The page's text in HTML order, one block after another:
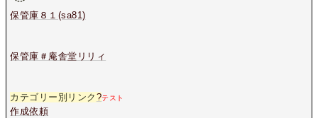
保管庫８１(sa81)
保管庫＃庵舎堂リリィ
カテゴリー別リンク ?テスト
作成依頼